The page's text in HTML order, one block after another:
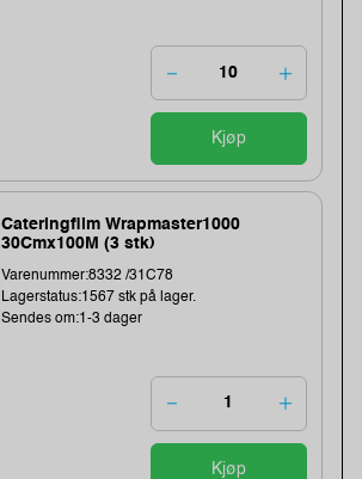
Kjøp
Cateringfilm Wrapmaster1000
30Cmx100M (3 stk)
Varenummer:8332 /31C78
Lagerstatus:1567 stk på lager.
Sendes om:1-3 dager
Kjøp